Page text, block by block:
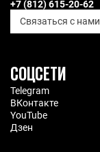
+7 (812) 615-20-62
Связаться с нами
СОЦСЕТИ
Telegram
ВКонтакте
YouTube
Дзен